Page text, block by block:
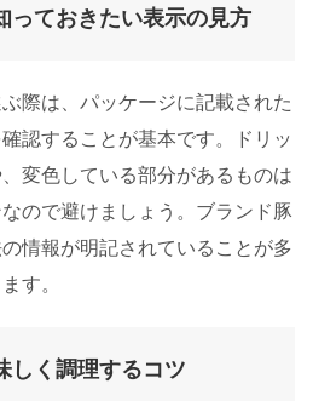
っておきたい表示の見方
際は、パッケージに記載された
認することが基本です。ドリッ
変色している部分があるものは
ので避けましょう。ブランド豚
情報が明記されていることが多
す。
しく調理するコツ